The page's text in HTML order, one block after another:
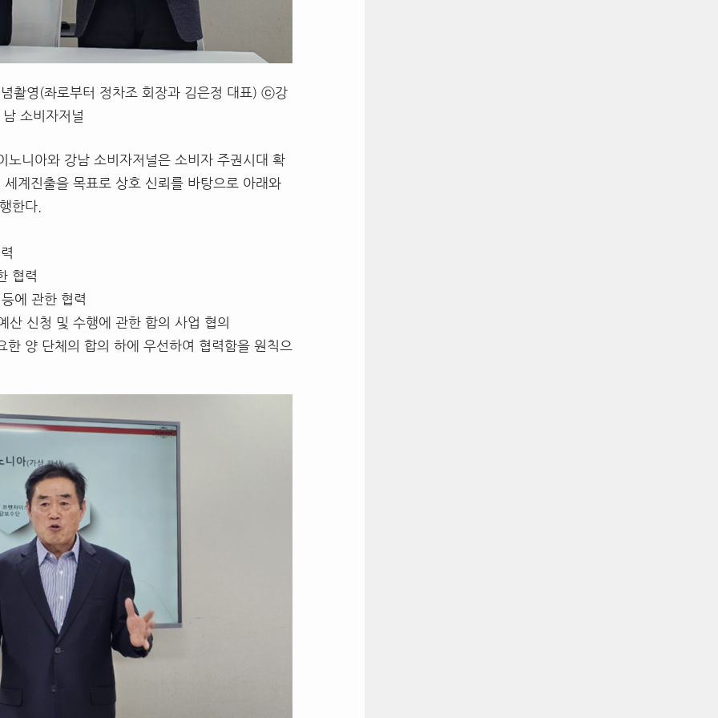
촬영(좌로부터 정차조 회장과 김은정 대표) ⓒ강
남 소비자저널
노니아와 강남 소비자저널은 소비자 주권시대 확
계진출을 목표로 상호 신뢰를 바탕으로 아래와
한다.
협력
에 관한 협력
산 신청 및 수행에 관한 합의 사업 협의
한 양 단체의 합의 하에 우선하여 협력함을 원칙으